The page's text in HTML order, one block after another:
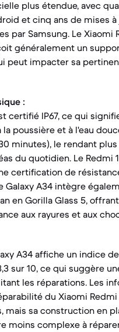
plus étendue, avec
et cinq ans de mises
par Samsung. Le Xiaomi
généralement un
peut impacter sa
:
certifié IP67, ce qui
poussière et à l'eau
minutes), le rendant plus
du quotidien. Le Redmi
certification de
Galaxy A34 intègre
en Gorilla Glass 5,
aux rayures et aux
A34 affiche un indice de
sur 10, ce qui suggère
les réparations. Les
du Xiaomi Redmi
mais sa construction en
moins complexe à